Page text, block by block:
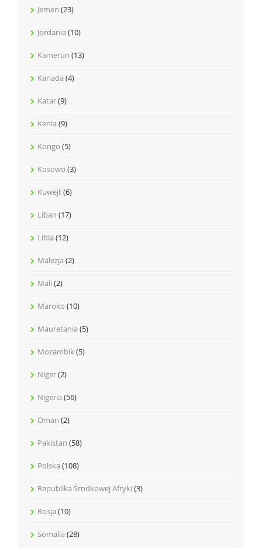
Jemen (23)
Jordania (10)
Kamerun (13)
Kanada (4)
Katar(9)
Kenia (9)
Kongo (5)
Kosowo (3)
Kuwejt(6)
Liban (17)
Libia (12)
Malezja (2)
Mali (2)
Maroko (10)
Mauretania (5)
Mozambik(5)
Niger(2)
Nigeria (56)
Oman (2)
Pakistan (58)
Polska (108)
Republika Środkowej Afryki (3)
Rosja (10)
Somalia (28)